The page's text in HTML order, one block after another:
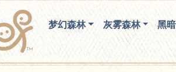
梦幻森林
灰雾森林 黑